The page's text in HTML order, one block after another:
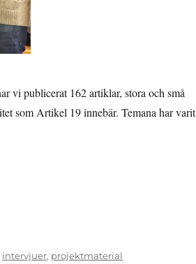
vi publicerat 162 artiklar, stora och små
som Artikel 19 innebär. Temana har varit
intervjuer, projektmaterial